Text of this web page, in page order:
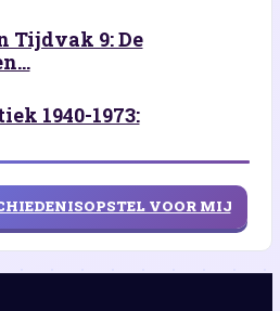
Tijdvak 9: De
1940-1973:
VOOR MIJ